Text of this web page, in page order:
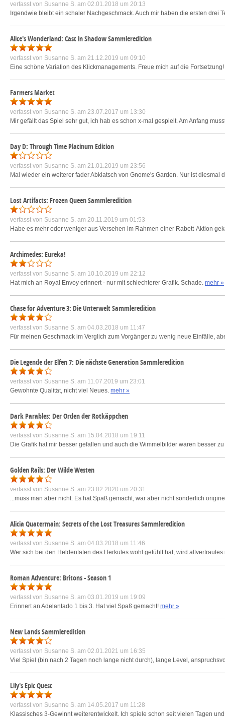
verfasst von Susanne S. am 02.01.2018 um 20:13
Irgendwie bleibt ein schaler Nachgeschmack. Auch mir haben die ersten
Alice's Wonderland: Cast in Shadow Sammleredition
verfasst von Susanne S. am 21.12.2019 um 09:10
Eine schöne Variation des Klickmanagements. Freue mich auf die Fortsetzung!
Farmers Market
verfasst von Susanne S. am 23.07.2017 um 13:30
Mir gefällt das Spiel sehr gut, ich hab es schon x-mal gespielt. Am Anfang
Day D: Through Time Platinum Edition
verfasst von Susanne S. am 21.01.2019 um 23:56
Mal wieder ein weiterer fader Abklatsch von Gnome's Garden. Nur ist
Lost Artifacts: Frozen Queen Sammleredition
verfasst von Susanne S. am 20.11.2019 um 01:53
Habe es mehr oder weniger aus Versehen im Rahmen einer Rabett-Aktion
Archimedes: Eureka!
verfasst von Susanne S. am 10.10.2019 um 22:12
Hat mich an Royal Envoy erinnert - nur mit schlechterer Grafik. Schade. mehr »
Chase for Adventure 3: Die Unterwelt Sammleredition
verfasst von Susanne S. am 04.03.2018 um 11:47
Für meinen Geschmack im Verglich zum Vorgänger zu wenig neue Einfälle,
Die Legende der Elfen 7: Die nächste Generation Sammleredition
verfasst von Susanne S. am 11.07.2019 um 23:01
Gewohnte Qualität, nicht viel Neues. mehr »
Dark Parables: Der Orden der Rotkäppchen
verfasst von Susanne S. am 15.04.2018 um 19:11
Die Grafik hat mir besser gefallen und auch die Wimmelbilder waren besser
Golden Rails: Der Wilde Westen
verfasst von Susanne S. am 23.02.2020 um 20:31
...muss man aber nicht. Es hat Spaß gemacht, war aber nicht sonderlich
Alicia Quatermain: Secrets of the Lost Treasures Sammleredition
verfasst von Susanne S. am 04.03.2018 um 11:46
Wer sich bei den Heldentaten des Herkules wohl gefühlt hat, wird
Roman Adventure: Britons - Season 1
verfasst von Susanne S. am 03.01.2019 um 19:09
Erinnert an Adelantado 1 bis 3. Hat viel Spaß gemacht! mehr »
New Lands Sammleredition
verfasst von Susanne S. am 02.01.2021 um 16:35
Viel Spiel (bin nach 2 Tagen noch lange nicht durch), lange Level,
Lily's Epic Quest
verfasst von Susanne S. am 14.05.2017 um 11:28
Klassisches 3-Gewinnt weiterentwickelt. Ich spiele schon seit vielen Tagen